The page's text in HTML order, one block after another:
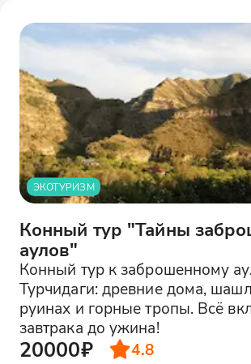
ЭКОТУРИЗМ
Конный тур "Тайны
аулов"
Конный тур к заброшенному
Турчидаги: древние дома,
руинах и горные тропы. Всё
завтрака до ужина!
20000₽ 4.8